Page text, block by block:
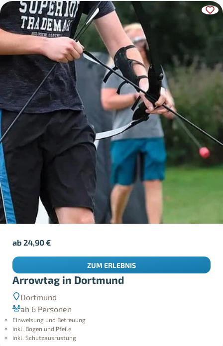
Arrowtag in Dortmund
Dortmund
ab 6 Personen
Einweisung und Betreuung
inkl. Bogen und Pfeile
inkl. Schutzausrüstung
ab24,90€
ZUM ERLEBNIS